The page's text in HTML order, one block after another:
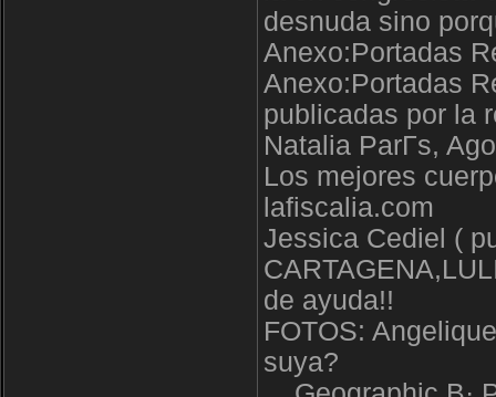
desnuda sino
Anexo:Portadas
Anexo:Portadas
publicadas por la
Natalia ParГ­s,
Los mejores
lafiscalia.com
Jessica Cediel (
de ayuda!!
FOTOS:
suya?